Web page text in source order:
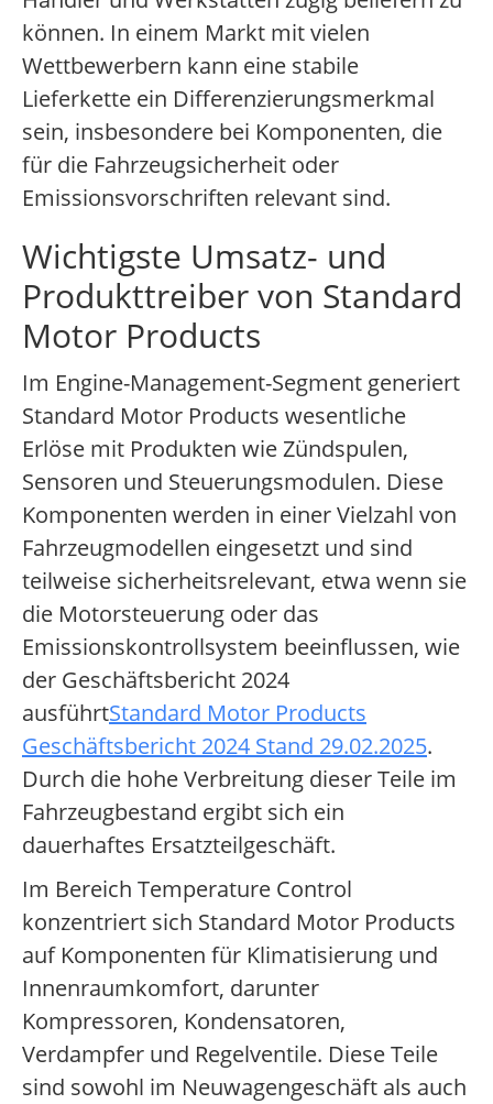
können. In einem Markt mit vielen
Wettbewerbern kann eine stabile
Lieferkette ein Differenzierungsmerkmal
sein, insbesondere bei Komponenten, die
für die Fahrzeugsicherheit oder
Emissionsvorschriften relevant sind.
Wichtigste Umsatz- und
Produkttreiber von Standard
Motor Products
Im Engine-Management-Segment generiert
Standard Motor Products wesentliche
Erlöse mit Produkten wie Zündspulen,
Sensoren und Steuerungsmodulen. Diese
Komponenten werden in einer Vielzahl von
Fahrzeugmodellen eingesetzt und sind
teilweise sicherheitsrelevant, etwa wenn sie
die Motorsteuerung oder das
Emissionskontrollsystem beeinflussen, wie
der Geschäftsbericht 2024
ausführtStandard Motor Products
Geschäftsbericht 2024 Stand 29.02.2025.
Durch die hohe Verbreitung dieser Teile im
Fahrzeugbestand ergibt sich ein
dauerhaftes Ersatzteilgeschäft.
Im Bereich Temperature Control
konzentriert sich Standard Motor Products
auf Komponenten für Klimatisierung und
Innenraumkomfort, darunter
Kompressoren, Kondensatoren,
Verdampfer und Regelventile. Diese Teile
sind sowohl im Neuwagengeschäft als auch